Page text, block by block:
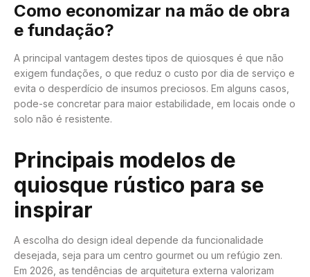
Como economizar na mão de obra
e fundação?
A principal vantagem destes tipos de quiosques é que não
exigem fundações, o que reduz o custo por dia de serviço e
evita o desperdício de insumos preciosos. Em alguns casos,
pode-se concretar para maior estabilidade, em locais onde o
solo não é resistente.
Principais modelos de
quiosque rústico para se
inspirar
A escolha do design ideal depende da funcionalidade
desejada, seja para um centro gourmet ou um refúgio zen.
Em 2026, as tendências de arquitetura externa valorizam